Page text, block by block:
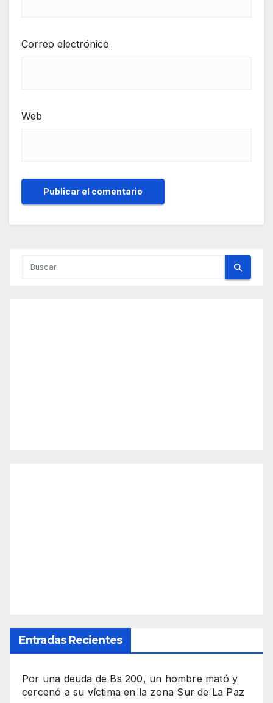
Correo electrónico
Web
Entradas Recientes
Por una deuda de Bs 200, un hombre mató y
cercenó a su víctima en la zona Sur de La Paz